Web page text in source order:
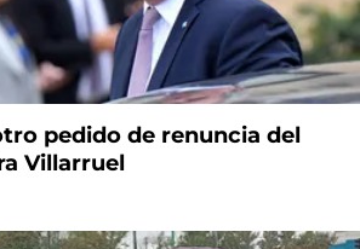
pedido de renuncia del
Villarruel